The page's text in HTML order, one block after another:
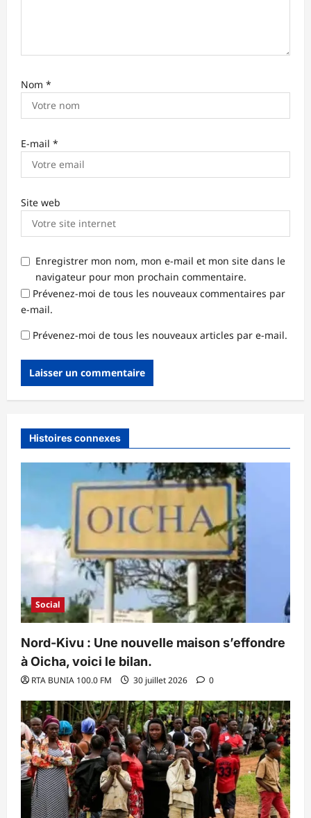
Nom *
E-mail *
Site web
Enregistrer mon nom, mon e-mail et mon site dans le
navigateur pour mon prochain commentaire.
Prévenez-moi de tous les nouveaux commentaires par
e-mail.
Prévenez-moi de tous les nouveaux articles par e-mail.
Histoires connexes
Social
Nord-Kivu : Une nouvelle maison s’effondre
à Oicha, voici le bilan.
RTA BUNIA 100.0 FM 30 juillet 2026 0